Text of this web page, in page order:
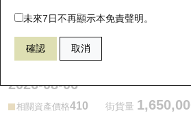
未來7日不再顯示本免責聲明。
確認 取消
51627 瑞銀牛證 0388 香
2026-08-06
相關資產價格410 街貨量
即將到期認股證
認股證到期結算價查詢
認股證分析儀
牛熊證街貨分佈圖
正股牛熊證列表
新發行瑞銀牛熊證
十天股證佔大市成交
資金流
街貨統計
恒指成份股
國指成份股
科指成份股
講座及教育短片
認股證投資者教育
牛熊證投資者教育